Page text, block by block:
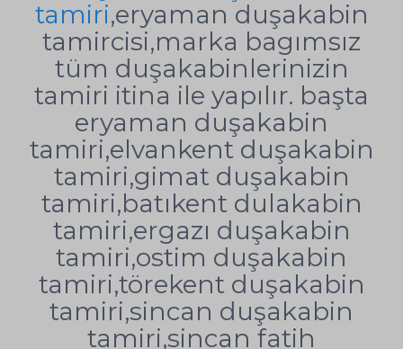
tamiri,eryaman duşakabin
tamircisi,marka bagımsız
tüm duşakabinlerinizin
tamiri itina ile yapılır. başta
eryaman duşakabin
tamiri,elvankent duşakabin
tamiri,gimat duşakabin
tamiri,batıkent dulakabin
tamiri,ergazı duşakabin
tamiri,ostim duşakabin
tamiri,törekent duşakabin
tamiri,sincan duşakabin
tamiri,sincan fatih